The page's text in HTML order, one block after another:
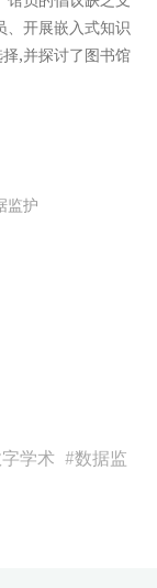
、开展嵌入式知识
,并探讨了图书馆
监护
学术 #数据监